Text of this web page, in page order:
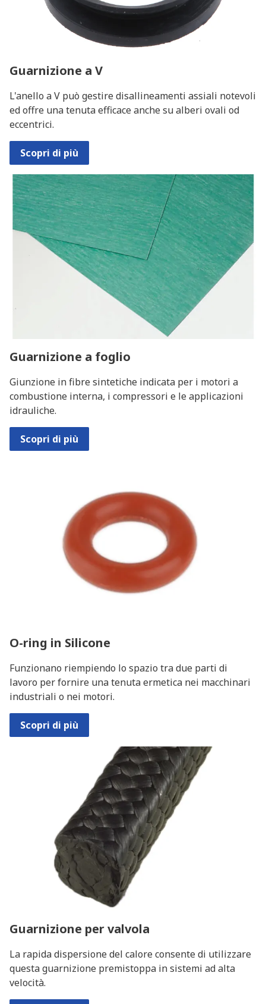
Guarnizione a V
L'anello a V può gestire disallineamenti assiali notevoli
ed offre una tenuta efficace anche su alberi ovali od
eccentrici.
Scopri di più
Guarnizione a foglio
Giunzione in fibre sintetiche indicata per i motori a
combustione interna, i compressori e le applicazioni
idrauliche.
Scopri di più
O-ring in Silicone
Funzionano riempiendo lo spazio tra due parti di
lavoro per fornire una tenuta ermetica nei macchinari
industriali o nei motori.
Scopri di più
Guarnizione per valvola
La rapida dispersione del calore consente di utilizzare
questa guarnizione premistoppa in sistemi ad alta
velocità.